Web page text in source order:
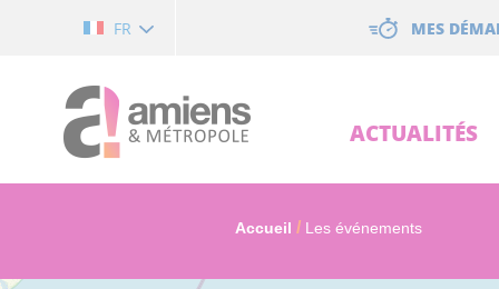
FR MES
ACTUALITÉS
Accueil Les événements